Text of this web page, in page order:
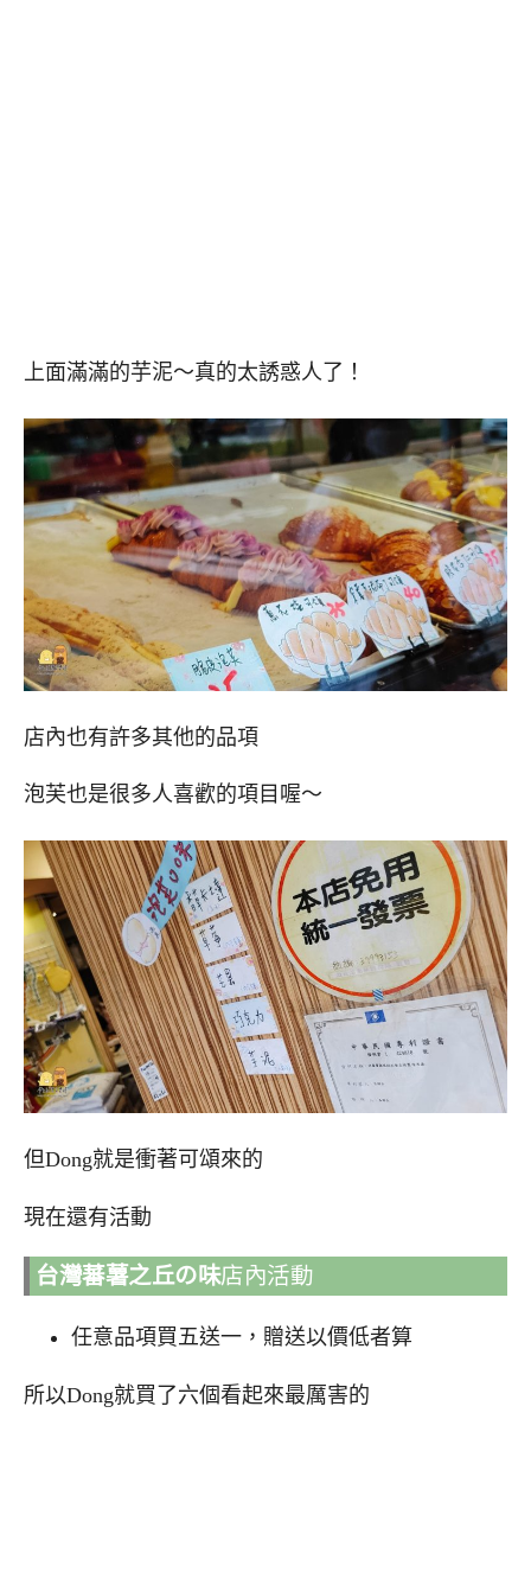
上面滿滿的芋泥～真的太誘惑人了！
店內也有許多其他的品項
泡芙也是很多人喜歡的項目喔～
但Dong就是衝著可頌來的
現在還有活動
台灣蕃薯之丘の味店內活動
任意品項買五送一，贈送以價低者算
所以Dong就買了六個看起來最厲害的